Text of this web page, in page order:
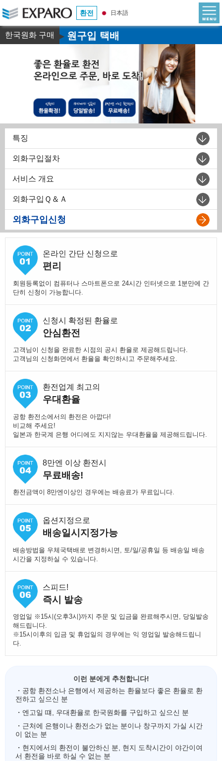
환전 日本語
한국원화 구매 ▶원구입 택배
특징
외화구입절차
서비스 개요
외화구입Ｑ＆Ａ
외화구입신청
온라인 간단 신청으로
편리
회원등록없이 컴퓨터나 스마트폰으로 24시간 인터넷으로 1분만에 간
단히 신청이 가능합니다.
신청시 확정된 환율로
안심환전
고객님이 신청을 완료한 시점의 공시 환율로 제공해드립니다.
고객님의 신청화면에서 환율을 확인하시고 주문해주세요.
환전업계 최고의
우대환율
공항 환전소에서의 환전은 아깝다!
비교해 주세요!
일본과 한국계 은행 어디에도 지지않는 우대환율을 제공해드립니다.
8만엔 이상 환전시
무료배송!
환전금액이 8만엔이상인 경우에는 배송료가 무료입니다.
옵션지정으로
배송일시지정가능
배송방법을 우체국택배로 변경하시면, 토/일/공휴일 등 배송일 배송
시간을 지정하실 수 있습니다.
스피드!
즉시 발송
영업일 ※15시(오후3시)까지 주문 및 입금을 완료해주시면, 당일발송
해드립니다.
※15시이후의 입금 및 휴업일의 경우에는 익 영업일 발송해드립니
다.
이런 분에게 추천합니다!
・공항 환전소나 은행에서 제공하는 환율보다 좋은 환율로 환
전하고 싶으신 분
・엔고일 떄, 우대환율로 한국원화를 구입하고 싶으신 분
・근처에 은행이나 환전소가 없는 분이나 창구까지 가실 시간
이 없는 분
・현지에서의 환전이 불안하신 분, 현지 도착시간이 야간이여
서 환전을 바로 하실 수 없는 분